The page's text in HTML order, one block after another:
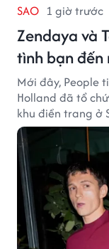
SAO 1 giờ trước
Zendaya và
tình bạn đến
Mới đây, People
Holland đã tổ
khu điền trang ở